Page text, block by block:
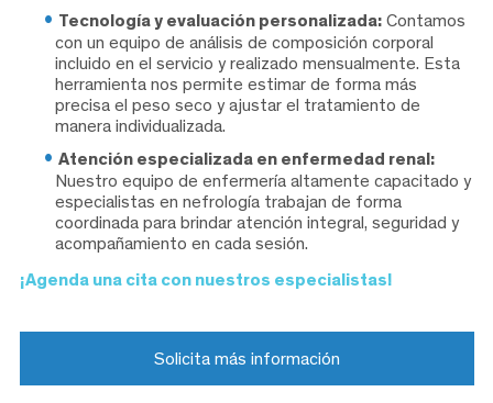
Tecnología y evaluación personalizada:Contamos
con un equipo de análisis de composición corporal
incluido en el servicio y realizado mensualmente. Esta
herramienta nos permite estimar de forma más
precisa el peso seco y ajustar el tratamiento de
manera individualizada.
Atención especializada en enfermedad renal:
Nuestro equipo de enfermería altamente capacitado y
especialistas en nefrología trabajan de forma
coordinada para brindar atención integral, seguridad y
acompañamiento en cada sesión.
¡Agenda una cita con nuestros especialistas!
Solicita más información